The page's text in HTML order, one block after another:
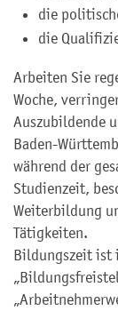
die
die
Arbeiten Sie
Woche,
Auszubildende
Baden-
während der
Studienzeit,
Weiterbildung
Tätigkeiten.
Bildungszeit ist